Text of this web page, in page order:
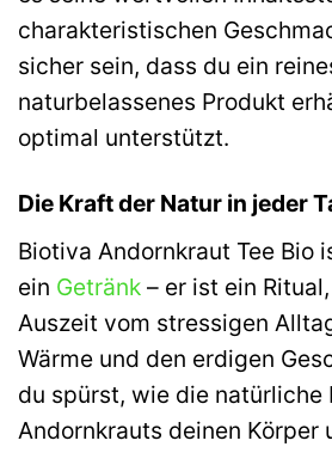
charakteristischen
sicher sein, dass du ein
naturbelassenes Produkt
optimal unterstützt.
Die Kraft der Natur in jeder
Biotiva Andornkraut Tee Bio
ein Getränk – er ist ein
Auszeit vom stressigen
Wärme und den erdigen
du spürst, wie die natürliche
Andornkrauts deinen Körper